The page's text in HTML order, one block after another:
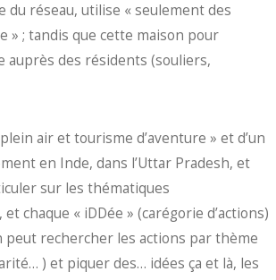
réseau, utilise « seulement des
» ; tandis que cette maison pour
auprès des résidents (souliers,
air et tourisme d’aventure » et d’un
en Inde, dans l’Uttar Pradesh, et
sur les thématiques
chaque « iDDée » (carégorie d’actions)
peut rechercher les actions par thème
) et piquer des… idées ça et là, les